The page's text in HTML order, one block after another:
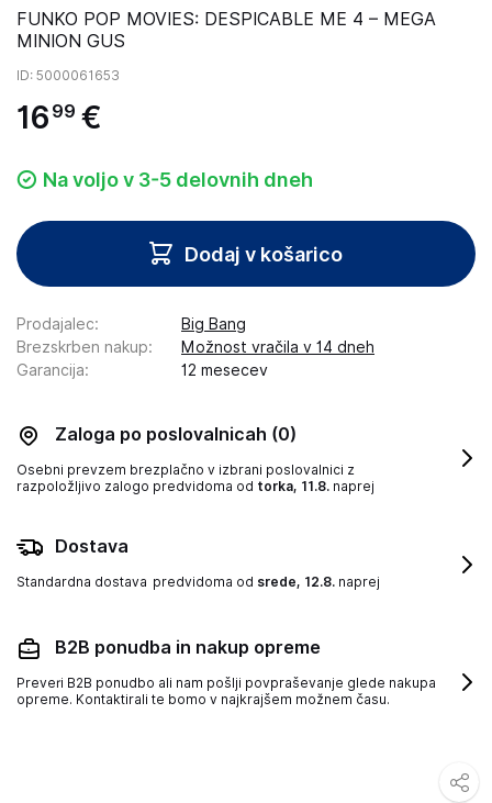
FUNKO POP MOVIES: DESPICABLE ME 4 – MEGA
MINION GUS
ID: 5000061653
16 99 €
Na voljo v 3-5 delovnih dneh
Dodaj v košarico
Prodajalec:
Big Bang
Brezskrben nakup:
Možnost vračila v 14 dneh
Garancija: 12 mesecev
Zaloga po poslovalnicah (0)
Osebni prevzem brezplačno v izbrani poslovalnici z
razpoložljivo zalogo predvidoma od torka, 11.8. naprej
Dostava
Standardna dostava predvidoma od srede, 12.8. naprej
B2B ponudba in nakup opreme
Preveri B2B ponudbo ali nam pošlji povpraševanje glede nakupa
opreme. Kontaktirali te bomo v najkrajšem možnem času.